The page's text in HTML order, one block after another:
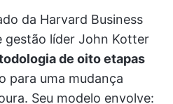
da Harvard Business
gestão líder John Kotter
de oito etapas
para uma mudança
Seu modelo envolve: